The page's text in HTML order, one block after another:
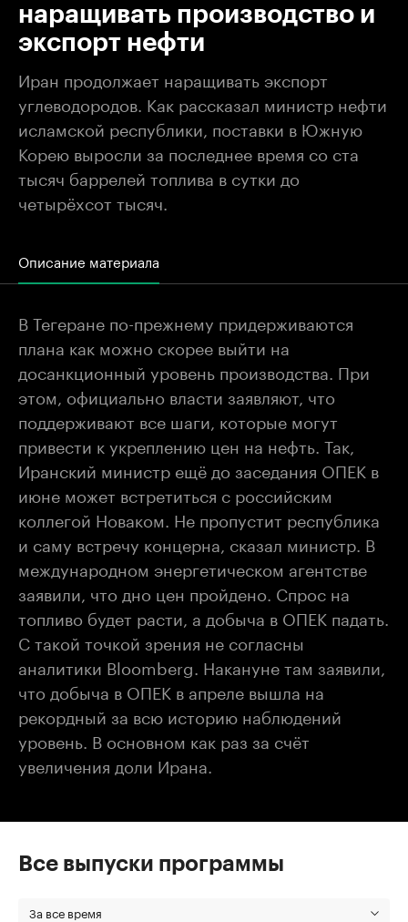
наращивать производство и
экспорт нефти
Иран продолжает наращивать экспорт
углеводородов. Как рассказал министр нефти
исламской республики, поставки в Южную
Корею выросли за последнее время со ста
тысяч баррелей топлива в сутки до
четырёхсот тысяч.
Описание материала
В Тегеране по-прежнему придерживаются
плана как можно скорее выйти на
досанкционный уровень производства. При
этом, официально власти заявляют, что
поддерживают все шаги, которые могут
привести к укреплению цен на нефть. Так,
Иранский министр ещё до заседания ОПЕК в
июне может встретиться с российским
коллегой Новаком. Не пропустит республика
и саму встречу концерна, сказал министр. В
международном энергетическом агентстве
заявили, что дно цен пройдено. Спрос на
топливо будет расти, а добыча в ОПЕК падать.
С такой точкой зрения не согласны
аналитики Bloomberg . Накануне там заявили,
что добыча в ОПЕК в апреле вышла на
рекордный за всю историю наблюдений
уровень. В основном как раз за счёт
увеличения доли Ирана.
Все выпуски программы
За все время